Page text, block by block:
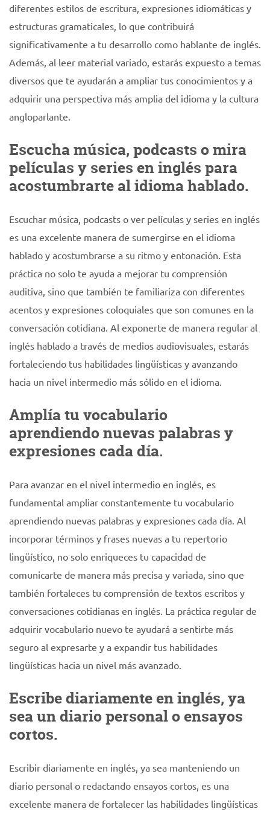
diferentes estilos de escritura, expresiones idiomáticas y
estructuras gramaticales, lo que contribuirá
significativamente a tu desarrollo como hablante de inglés.
Además, al leer material variado, estarás expuesto a temas
diversos que te ayudarán a ampliar tus conocimientos y a
adquirir una perspectiva más amplia del idioma y la cultura
angloparlante.
Escucha música, podcasts o mira
películas y series en inglés para
acostumbrarte al idioma hablado.
Escuchar música, podcasts o ver películas y series en inglés
es una excelente manera de sumergirse en el idioma
hablado y acostumbrarse a su ritmo y entonación. Esta
práctica no solo te ayuda a mejorar tu comprensión
auditiva, sino que también te familiariza con diferentes
acentos y expresiones coloquiales que son comunes en la
conversación cotidiana. Al exponerte de manera regular al
inglés hablado a través de medios audiovisuales, estarás
fortaleciendo tus habilidades lingüísticas y avanzando
hacia un nivel intermedio más sólido en el idioma.
Amplía tu vocabulario
aprendiendo nuevas palabras y
expresiones cada día.
Para avanzar en el nivel intermedio en inglés, es
fundamental ampliar constantemente tu vocabulario
aprendiendo nuevas palabras y expresiones cada día. Al
incorporar términos y frases nuevas a tu repertorio
lingüístico, no solo enriqueces tu capacidad de
comunicarte de manera más precisa y variada, sino que
también fortaleces tu comprensión de textos escritos y
conversaciones cotidianas en inglés. La práctica regular de
adquirir vocabulario nuevo te ayudará a sentirte más
seguro al expresarte y a expandir tus habilidades
lingüísticas hacia un nivel más avanzado.
Escribe diariamente en inglés, ya
sea un diario personal o ensayos
cortos.
Escribir diariamente en inglés, ya sea manteniendo un
diario personal o redactando ensayos cortos, es una
excelente manera de fortalecer las habilidades lingüísticas